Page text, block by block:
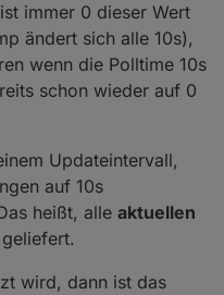
ist immer 0 dieser Wert
ändert sich alle 10s),
wenn die Polltime 10s
schon wieder auf 0
Updateintervall,
auf 10s
heißt, alle aktuellen
wird, dann ist das